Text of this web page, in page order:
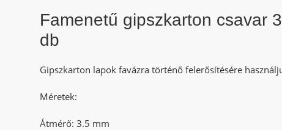
Famenetű gipszkarton csavar
db
Gipszkarton lapok favázra történő felerősítésére
Méretek:
Átmérő: 3.5 mm